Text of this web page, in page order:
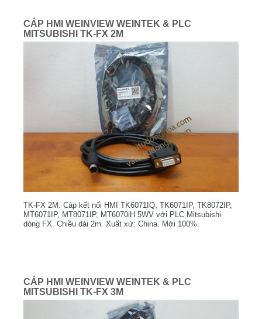
CÁP HMI WEINVIEW WEINTEK & PLC
MITSUBISHI TK-FX 2M
TK-FX 2M. Cáp kết nối HMI TK6071IQ, TK6071IP, TK8072IP,
MT6071IP, MT8071IP, MT6070iH 5WV với PLC Mitsubishi
dòng FX. Chiều dài 2m. Xuất xứ: China. Mới 100%.
CÁP HMI WEINVIEW WEINTEK & PLC
MITSUBISHI TK-FX 3M